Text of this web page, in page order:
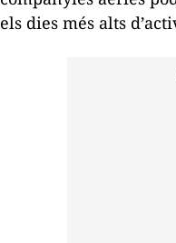
els dies més alts